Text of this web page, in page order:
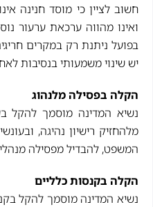
חשוב לציין כי מוסד חנינה
ואינו מהווה ערכאת ערעור
בפועל ניתנת רק במקרים
יש שינוי משמעותי בנסיבות
הקלה בפסילה מלנהוג
נשיא המדינה מוסמך להקל
מלהחזיק רישיון נהיגה,
המשפט, להבדיל מפסילה
הקלה בקנסות כלליים
נשיא המדינה מוסמך להקל